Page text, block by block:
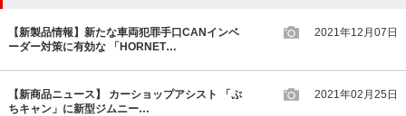
【新製品情報】新たな車両犯罪手口CANインベ
ーダー対策に有効な 「HORNET…
2021年12月07日
【新商品ニュース】 カーショップアシスト 「ぷ
ちキャン」に新型ジムニー…
2021年02月25日